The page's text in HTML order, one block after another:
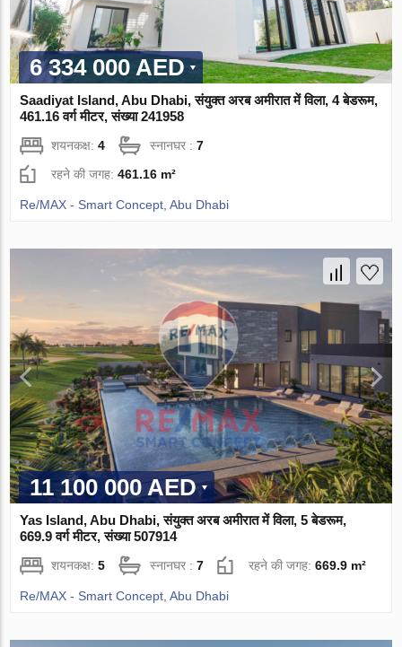
6 334 000 AED
Saadiyat Island, Abu Dhabi, संयुक्त अरब अमीरात में विला, 4 बेडरूम,
461.16 वर्ग मीटर, संख्या 241958
शयनकक्ष:4 स्नानघर :7
रहने की जगह:461.16 m²
Re/MAX - Smart Concept, Abu Dhabi
11 100 000 AED
Yas Island, Abu Dhabi, संयुक्त अरब अमीरात में विला, 5 बेडरूम,
669.9 वर्ग मीटर, संख्या 507914
शयनकक्ष:5 स्नानघर :7 रहने की जगह:669.9 m²
Re/MAX - Smart Concept, Abu Dhabi